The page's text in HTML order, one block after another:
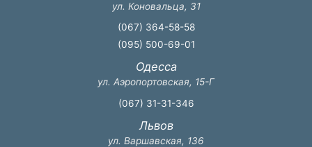
ул. Коновальца, 31
(067) 364-58-58
(095) 500-69-01
Одесса
ул. Аэропортовская, 15-Г
(067) 31-31-346
Львов
ул. Варшавская, 136